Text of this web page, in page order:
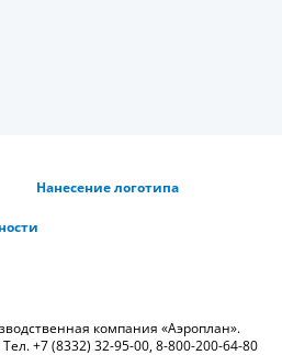
Нанесение логотипа
компания «Аэроплан».
Тел.+7 (8332) 32-95-00,8-800-200-64-80